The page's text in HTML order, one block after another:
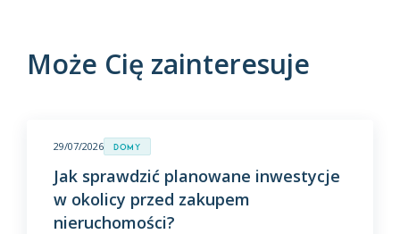
Może Cię zainteresuje
29/07/2026 Domy
Jak sprawdzić planowane inwestycje
w okolicy przed zakupem
nieruchomości?